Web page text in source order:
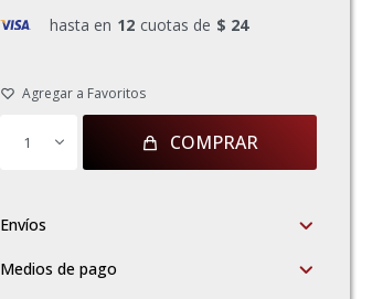
hasta en 12 cuotas de $ 24
1 COMPRAR
Envíos
Medios de pago